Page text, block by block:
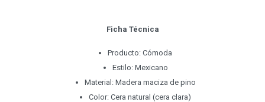
Ficha Técnica
Producto: Cómoda
Estilo: Mexicano
Material: Madera maciza de pino
Color: Cera natural (cera clara)